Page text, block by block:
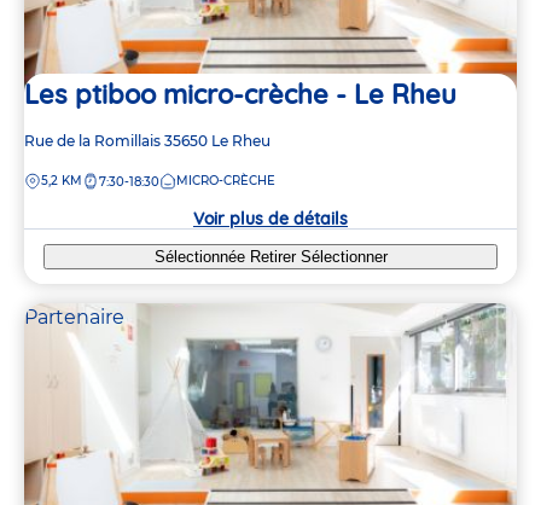
Les ptiboo micro-crèche - Le Rheu
Adresse
la
Rue de la Romillais 35650 Le Rheu
DISTANCE
5,2 KM 7:30-18:30 MICRO-CRÈCHE
Voir plus de détails
Sélectionnée Retirer Sélectionner
Partenaire